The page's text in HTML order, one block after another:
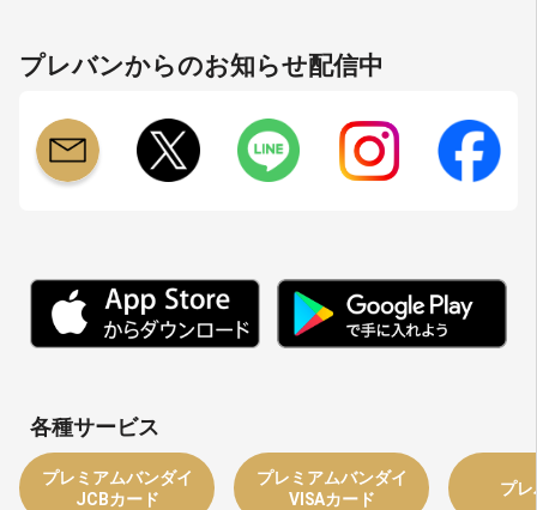
プレバンからのお知らせ配信中
各種サービス
プレミアムバンダイ
JCBカード
プレミアムバンダイ
VISAカード
プ